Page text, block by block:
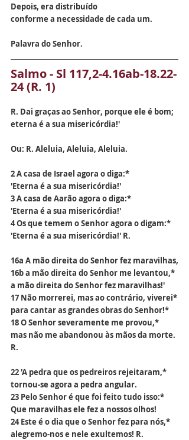
Depois, era distribuído
conforme a necessidade de cada um.
Palavra do Senhor.
Salmo - Sl 117,2-4.16ab-18.22-
24 (R. 1)
R. Dai graças ao Senhor, porque ele é bom;
eterna é a sua misericórdia!'
Ou: R. Aleluia, Aleluia, Aleluia.
2 A casa de Israel agora o diga:*
'Eterna é a sua misericórdia!'
3 A casa de Aarão agora o diga:*
'Eterna é a sua misericórdia!'
4 Os que temem o Senhor agora o digam:*
'Eterna é a sua misericórdia!' R.
16a A mão direita do Senhor fez maravilhas,
16b a mão direita do Senhor me levantou,*
a mão direita do Senhor fez maravilhas!'
17 Não morrerei, mas ao contrário, viverei*
para cantar as grandes obras do Senhor!*
18 O Senhor severamente me provou,*
mas não me abandonou às mãos da morte.
R.
22 'A pedra que os pedreiros rejeitaram,*
tornou-se agora a pedra angular.
23 Pelo Senhor é que foi feito tudo isso:*
Que maravilhas ele fez a nossos olhos!
24 Este é o dia que o Senhor fez para nós,*
alegremo-nos e nele exultemos! R.